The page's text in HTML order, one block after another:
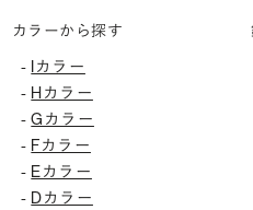
カラーから探す
- Iカラー
- Hカラー
-Gカラー
- Fカラー
- Eカラー
- Dカラー